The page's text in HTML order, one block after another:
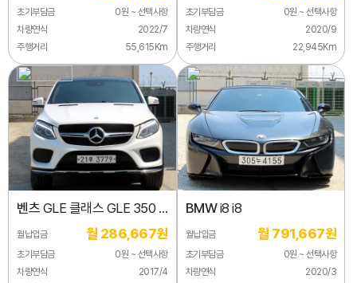
초기부담금
0원 ~ 선택사항
차량연식
2022/7
주행거리
55,615Km
초기부담금
0원 ~ 선택사항
차량연식
2020/9
주행거리
22,945Km
벤츠 GLE 클래스 GLE 350 d
4MATIC 쿠페
월납입금 월 286,667원
초기부담금
0원 ~ 선택사항
차량연식
2017/4
BMWi8 i8
월납입금 월 791,667원
초기부담금
0원 ~ 선택사항
차량연식
2020/3